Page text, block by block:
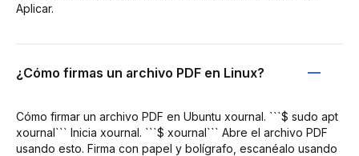
Aplicar.
¿Cómo firmas un archivo PDF en Linux?
Cómo firmar un archivo PDF en Ubuntu xournal. ```$ sudo apt
xournal``` Inicia xournal. ```$ xournal``` Abre el archivo PDF
usando esto. Firma con papel y bolígrafo, escanéalo usando